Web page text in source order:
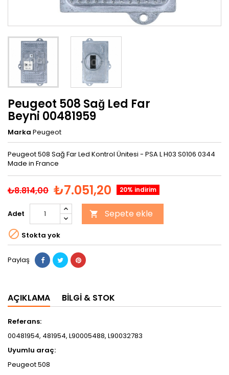
Peugeot 508 Sağ Led Far
Beyni 00481959
Marka Peugeot
Peugeot 508 Sağ Far Led Kontrol Ünitesi - PSA L H03 S0106 0344
Made in France
₺8.814,00 ₺7.051,20 20% indirim
Adet  Sepete ekle
 Stokta yok
Paylaş
AÇIKLAMA BILGI & STOK
Referans:
00481954, 481954, L90005488, L90032783
Uyumlu araç:
Peugeot 508